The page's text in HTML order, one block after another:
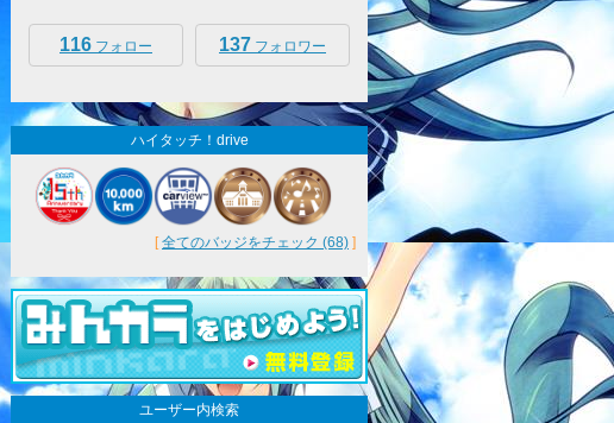
116 フォロー 137 フォロワー
ハイタッチ！drive
[全てのバッジをチェック (68) ]
ユーザー内検索